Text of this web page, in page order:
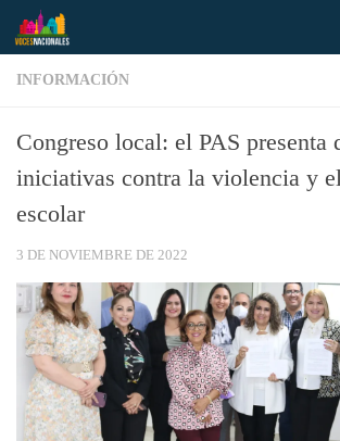
Saltar al contenido
INFORMACIÓN
Congreso local: el PAS presenta
iniciativas contra la violencia y
escolar
3 DE NOVIEMBRE DE 2022